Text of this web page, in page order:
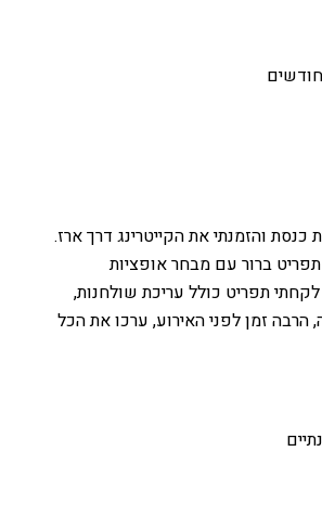
כנסת והזמנתי את הקייטרינג דרך ארז.
תפריט ברור עם מבחר אופציות
תפריט כולל עריכת שולחנות,
הרבה זמן לפני האירוע, ערכו את הכל